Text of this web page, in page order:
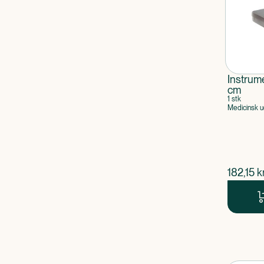
cm
1 stk
Medicinsk
$
182,15